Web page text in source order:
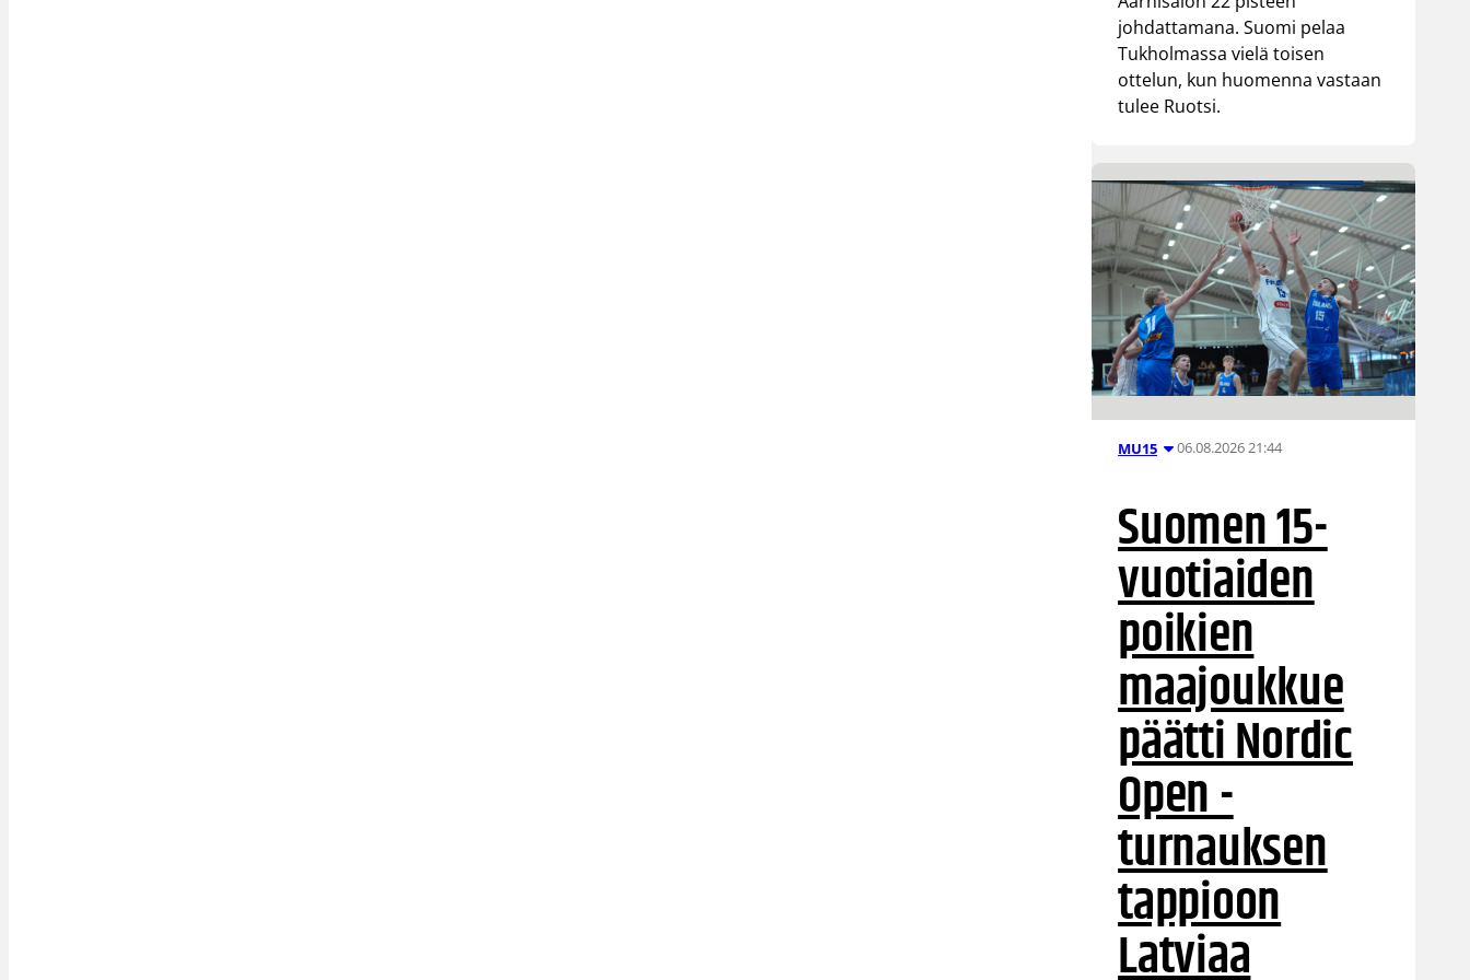
johdattamana. Suomi pelaa
Tukholmassa vielä toisen
ottelun, kun huomenna vastaan
tulee Ruotsi.
MU15 06.08.2026 21:44
Suomen 15-
vuotiaiden
poikien
maajoukkue
päätti Nordic
Open -
turnauksen
tappioon
Latviaa